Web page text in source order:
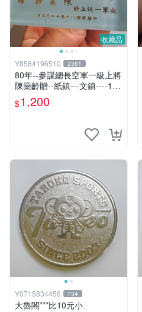
收藏品
Y8584196510 2381
80年--參謀總長空軍一級上將
陳燊齡贈--紙鎮---文鎮----12x
7公分--厚2.8公分--黨政軍眷
村
$1,200
Y0715834456 734
大魯閣***比10元小